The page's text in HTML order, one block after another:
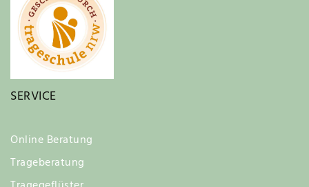
SERVICE
Online Beratung
Trageberatung